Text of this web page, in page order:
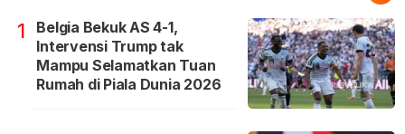
1
Belgia Bekuk AS 4-1,
Intervensi Trump tak
Mampu Selamatkan Tuan
Rumah di Piala Dunia 2026